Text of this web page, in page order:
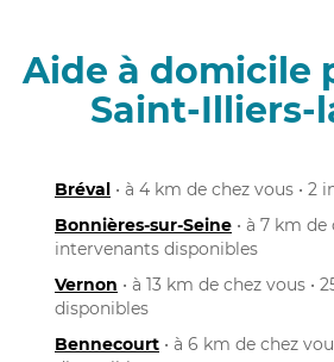
Aide à domicile
Saint-Illiers-
Bréval • à 4 km de chez vous •
Bonnières-sur-Seine • à 7 km de
intervenants disponibles
Vernon • à 13 km de chez vous •
disponibles
Bennecourt • à 6 km de chez